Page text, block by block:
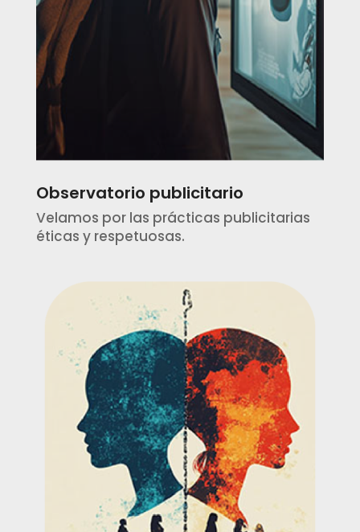
Observatorio publicitario
Velamos por las prácticas publicitarias
éticas y respetuosas.